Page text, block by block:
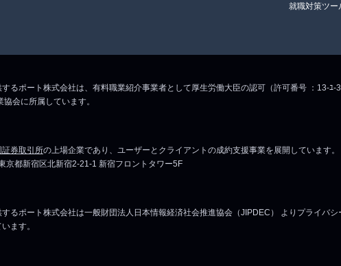
就職対策ツー